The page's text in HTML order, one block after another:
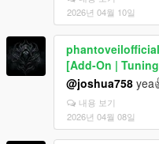
2026년 04월 10일
phantoveilofficial
[Add-On |
@joshua758
내용 보기
2026년 04월 08일